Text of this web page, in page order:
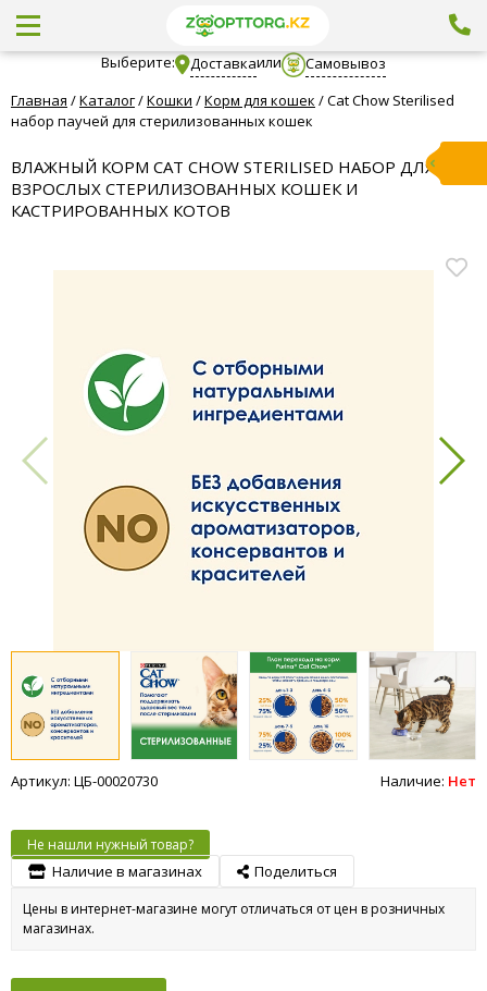
Выберите: Доставкаили
Самовывоз
Главная /Каталог/Кошки /Корм для кошек /Cat Chow Sterilised
набор паучей для стерилизованных кошек
ВЛАЖНЫЙ КОРМ CAT CHOW STERILISED НАБОР ДЛЯ
ВЗРОСЛЫХ СТЕРИЛИЗОВАННЫХ КОШЕК И
КАСТРИРОВАННЫХ КОТОВ
Артикул: ЦБ-00020730 Наличие: Нет
Не нашли нужный товар?
Наличие в магазинах Поделиться
Цены в интернет-магазине могут отличаться от цен в розничных
магазинах.